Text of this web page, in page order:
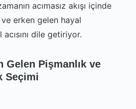
acımasız akışı içinde
erken gelen hayal
acısını dile getiriyor.
Gelen Pişmanlık ve
Seçimi